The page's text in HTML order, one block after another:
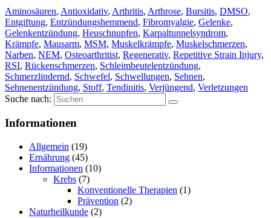
Aminosäuren, Antioxidativ, Arthritis, Arthrose, Bursitis, DMSO,
Entgiftung, Entzündungshemmend, Fibromyalgie, Gelenke,
Gelenkentzündung, Heuschnupfen, Karpaltunnelsyndrom,
Krämpfe, Mausarm, MSM, Muskelkrämpfe, Muskelschmerzen,
Narben, NEM, Osteoarthritist, Regenerativ, Repetitive Strain Injury,
RSI, Rückenschmerzen, Schleimbeutelentzündung,
Schmerzlindernd, Schwefel, Schwellungen, Sehnen,
Sehnenentzündung, Stoff, Tendinitis, Verjüngend, Verletzungen
Suche nach:
Informationen
Allgemein (19)
Ernährung (45)
Informationen (10)
Krebs (7)
Konventionelle Therapien (1)
Prävention (2)
Naturheilkunde (2)